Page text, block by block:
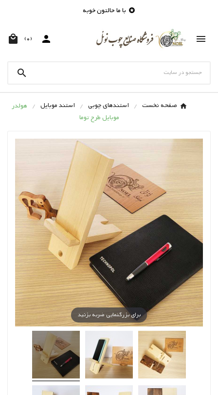
 با ما حالتون خوبه


 (0)

صفحه نخست استندهای چوبی استند موبایل
هولدر
موبایل طرح توما
برای بزرگنمایی ضربه بزنید